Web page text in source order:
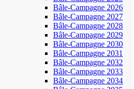
Bâle-Campagne 2026
Bâle-Campagne 2027
Bâle-Campagne 2028
Bâle-Campagne 2029
Bâle-Campagne 2030
Bâle-Campagne 2031
Bâle-Campagne 2032
Bâle-Campagne 2033
Bâle-Campagne 2034